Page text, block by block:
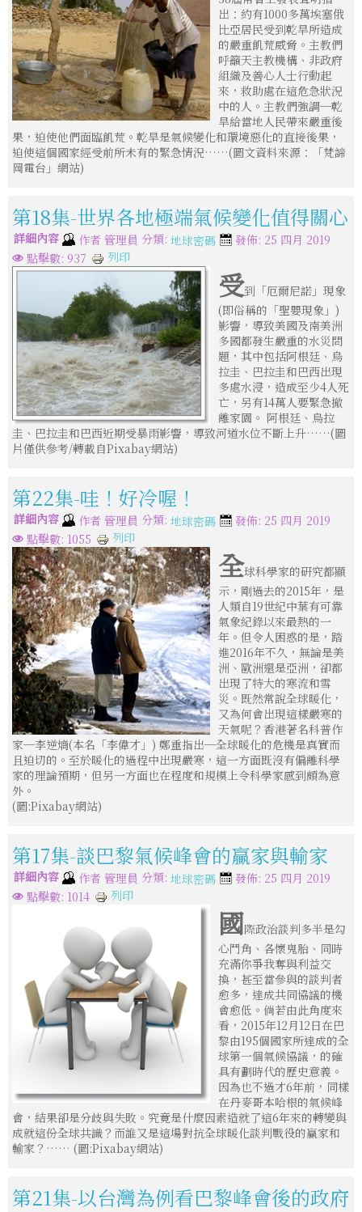
出：約有1000多萬埃塞俄
比亞居民受到乾旱所造成
的嚴重飢荒威脅。主教們
呼籲天主教機構、非政府
組織及善心人士行動起
來，救助處在這危急狀況
中的人。主教們強調─乾
旱給當地人民帶來嚴重後
果，迫使他們面臨飢荒。乾旱是氣候變化和環境惡化的直接後果，
迫使這個國家經受前所未有的緊急情況……(圖文資料來源：「梵諦
岡電台」網站)
第18集-世界各地極端氣候變化值得關心
詳細內容 作者 管理員 分類: 地球密碼
發佈: 25 四月 2019
點擊數: 937
列印
受到「厄爾尼諾」現象
(即俗稱的「聖嬰現象」)
影響，導致美國及南美洲
多國都發生嚴重的水災問
題，其中包括阿根廷、烏
拉圭、巴拉圭和巴西出現
多處水浸，造成至少4人死
亡，另有14萬人要緊急撤
離家園。 阿根廷、烏拉
圭、巴拉圭和巴西近期受暴雨影響，導致河道水位不斷上升……(圖
片僅供參考/轉載自Pixabay網站)
第22集-哇！好冷喔！
詳細內容 作者 管理員 分類: 地球密碼
發佈: 25 四月 2019
點擊數: 1055
列印
全球科學家的研究都顯
示，剛過去的2015年，是
人類自19世紀中葉有可靠
氣象紀錄以來最熱的一
年。但令人困惑的是，踏
進2016年不久，無論是美
洲、歐洲還是亞洲，卻都
出現了特大的寒流和雪
災。既然常說全球暖化，
又為何會出現這樣嚴寒的
天氣呢？香港著名科普作
家─李逆熵(本名「李偉才」) 鄭重指出─全球暖化的危機是真實而
且迫切的。至於暖化的過程中出現嚴寒，這一方面既沒有偏離科學
家的理論預期，但另一方面也在程度和規模上令科學家感到頗為意
外。
(圖:Pixabay網站)
第17集-談巴黎氣候峰會的贏家與輸家
詳細內容 作者 管理員 分類: 地球密碼
發佈: 25 四月 2019
點擊數: 1014
列印
國際政治談判多半是勾
心鬥角、各懷鬼胎、同時
充滿你爭我奪與利益交
換，甚至當參與的談判者
愈多，達成共同協議的機
會愈低。倘若由此角度來
看，2015年12月12日在巴
黎由195個國家所達成的全
球第一個氣候協議，的確
具有劃時代的歷史意義。
因為也不過才6年前，同樣
在丹麥哥本哈根的氣候峰
會，結果卻是分歧與失敗。究竟是什麼因素造就了這6年來的轉變與
成就這份全球共識？而誰又是這場對抗全球暖化談判戰役的贏家和
輸家？…… (圖:Pixabay網站)
第21集-以台灣為例看巴黎峰會後的政府